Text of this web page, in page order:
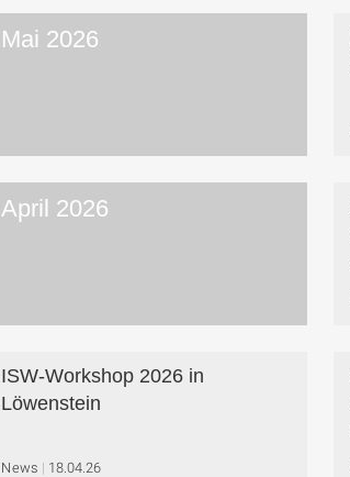
Mai 2026
April 2026
ISW-Workshop 2026 in
Löwenstein
News 18.04.26